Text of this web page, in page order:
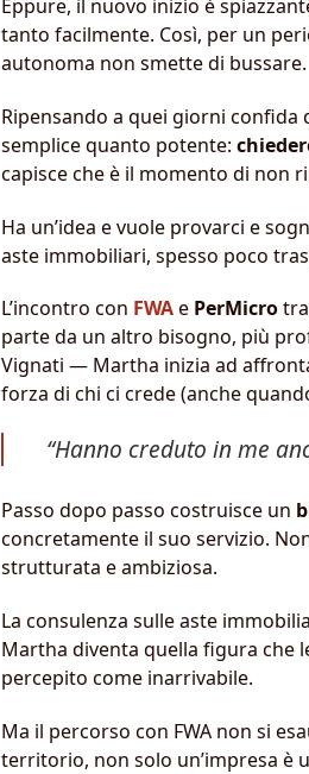
Eppure, il nuovo inizio è
tanto facilmente. Così, per un
autonoma non smette di bussare.
Ripensando a quei giorni
semplice quanto potente:
capisce che è il momento di non
Ha un’idea e vuole provarci e
aste immobiliari, spesso poco
L’incontro con FWAe PerMicro
parte da un altro bisogno, più
Vignati — Martha inizia ad
forza di chi ci crede (anche
“Hanno creduto in me
Passo dopo passo costruisce un
concretamente il suo servizio.
strutturata e ambiziosa.
La consulenza sulle aste
Martha diventa quella figura che
percepito come inarrivabile.
Ma il percorso con FWA non si
territorio, non solo un’impresa